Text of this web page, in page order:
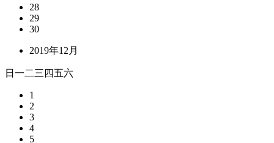
28
29
30
2019年12月
日 一二三 四五六
1
2
3
4
5